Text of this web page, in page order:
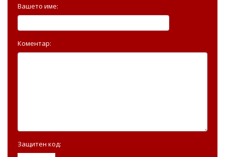
Вашето име:
Коментар:
Защитен код: